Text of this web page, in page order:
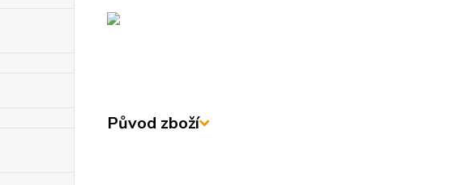
Původ zboží